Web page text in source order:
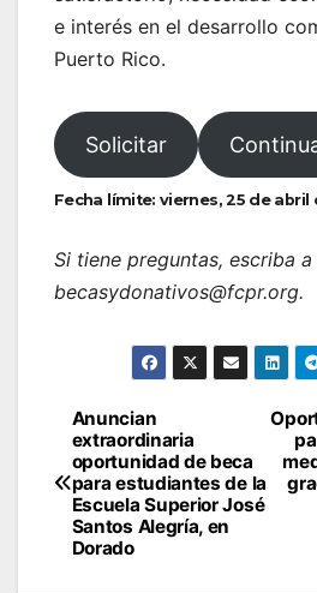
e interés en el desarrollo
Puerto Rico.
Solicitar
Fecha límite: viernes, 25 de abril
Si tiene preguntas, escriba a
becasydonativos@fcpr.org.
Navegación
de
entradas
Anuncian
extraordinaria
oportunidad de beca
para estudiantes de la
Escuela Superior José
Santos Alegría, en
Dorado